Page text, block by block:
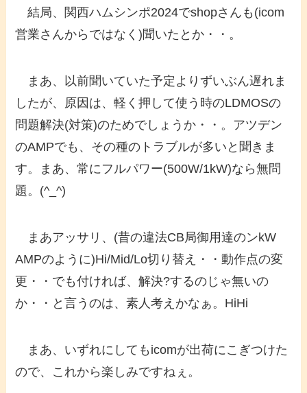
結局、関西ハムシンポ2024でshopさんも(icom
営業さんからではなく)聞いたとか・・。
まあ、以前聞いていた予定よりずいぶん遅れま
したが、原因は、軽く押して使う時のLDMOSの
問題解決(対策)のためでしょうか・・。アツデン
のAMPでも、その種のトラブルが多いと聞きま
す。まあ、常にフルパワー(500W/1kW)なら無問
題。(^_^)
まあアッサリ、(昔の違法CB局御用達のンkW
AMPのように)Hi/Mid/Lo切り替え・・動作点の変
更・・でも付ければ、解決?するのじゃ無いの
か・・と言うのは、素人考えかなぁ。HiHi
まあ、いずれにしてもicomが出荷にこぎつけた
ので、これから楽しみですねぇ。